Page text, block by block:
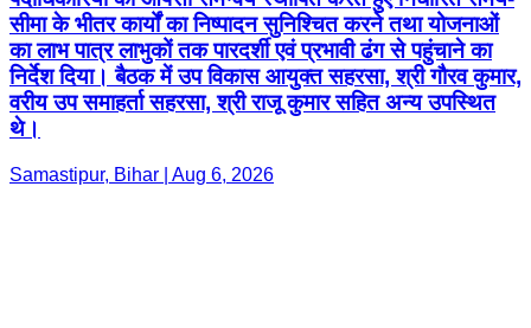
सीमा के भीतर कार्यों का निष्पादन सुनिश्चित करने तथा योजनाओं
का लाभ पात्र लाभुकों तक पारदर्शी एवं प्रभावी ढंग से पहुंचाने का
निर्देश दिया। बैठक में उप विकास आयुक्त सहरसा, श्री गौरव कुमार,
वरीय उप समाहर्ता सहरसा, श्री राजू कुमार सहित अन्य उपस्थित
थे।
Samastipur, Bihar | Aug 6, 2026